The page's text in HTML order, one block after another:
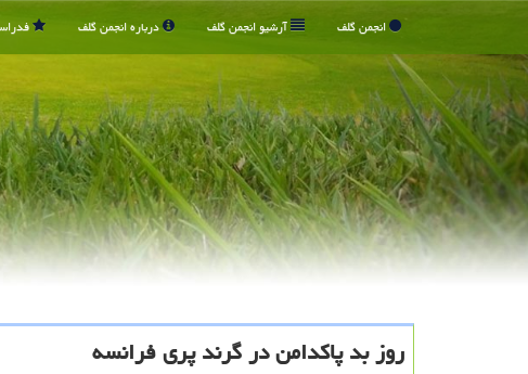
انجمن گلف آرشیو انجمن گلف درباره انجمن گلف
روز بد پاکدامن در گرند پری فرانسه